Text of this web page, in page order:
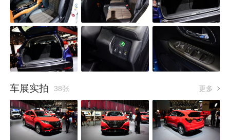
车展实拍 38张 更多